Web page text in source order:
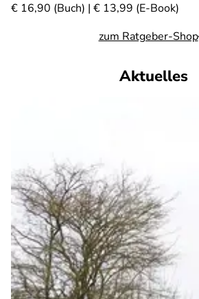
€ 16,90 (Buch) | € 13,99 (E-Book)
zum Ratgeber-Shop
Aktuelles